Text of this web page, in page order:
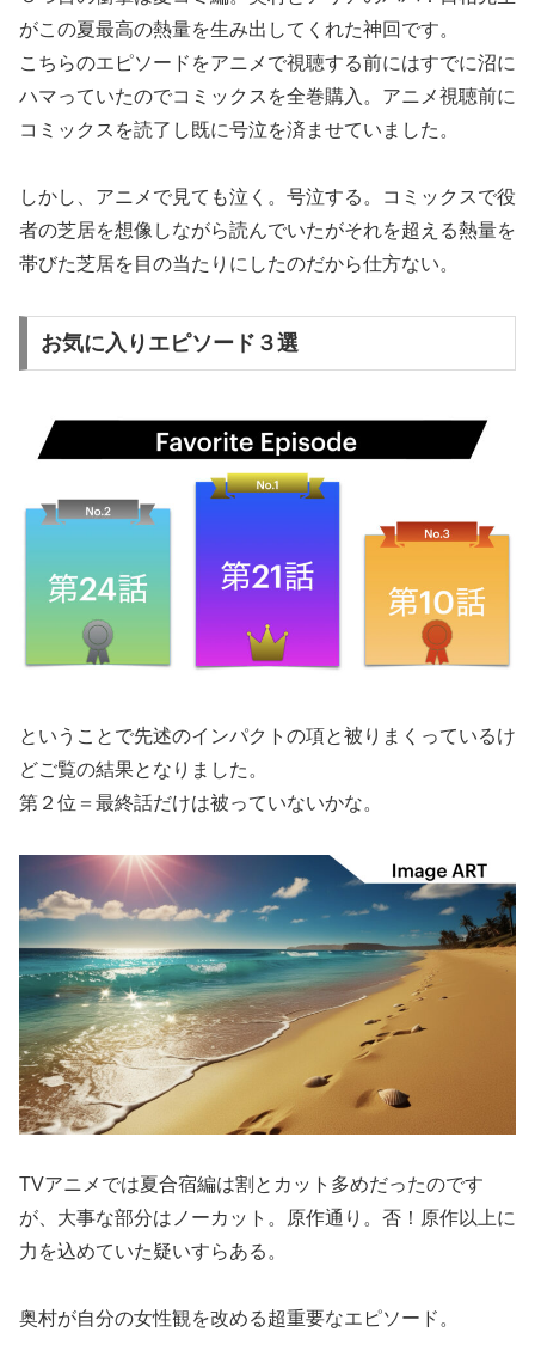
がこの夏最高の熱量を生み出してくれた神回です。
こちらのエピソードをアニメで視聴する前にはすでに沼に
ハマっていたのでコミックスを全巻購入。アニメ視聴前に
コミックスを読了し既に号泣を済ませていました。
しかし、アニメで見ても泣く。号泣する。コミックスで役
者の芝居を想像しながら読んでいたがそれを超える熱量を
帯びた芝居を目の当たりにしたのだから仕方ない。
お気に入りエピソード３選
ということで先述のインパクトの項と被りまくっているけ
どご覧の結果となりました。
第２位＝最終話だけは被っていないかな。
TVアニメでは夏合宿編は割とカット多めだったのです
が、大事な部分はノーカット。原作通り。否！原作以上に
力を込めていた疑いすらある。
奥村が自分の女性観を改める超重要なエピソード。